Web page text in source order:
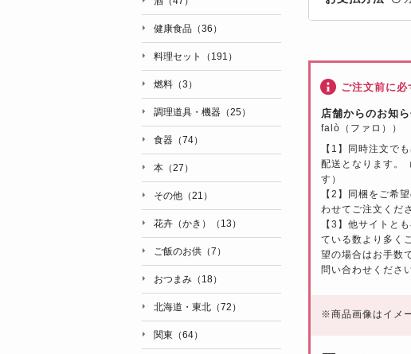
ご注文前に
店舗からのお知
falò（ファロ））
【1】同時注文で
配送となります。
す）
【2】同梱をご希
わせてご注文くだ
【3】他サイトと
ている数より多く
望の場合はお手数
問い合わせください
※商品画像はイメ
健康食品（36）
料理セット（191）
燃料（3）
調理道具・機器（25）
食器（74）
本（27）
その他（21）
花卉（かき）（13）
ご飯のお供（7）
おつまみ（18）
北海道・東北（72）
関東（64）